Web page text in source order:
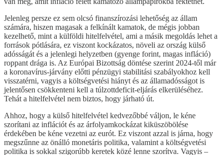
Jelenleg persze ez sem olcsó finanszírozási lehetőség az állam
számára, hiszen magasak a felkínált kamatok, de mégis jobban
kezelhető, mint a külföldi hitelfelvétel, ami a másik megoldás lehet a
források pótlására, ez viszont kockázatos, növeli az ország külső
adósságát és a jelenlegi helyzetben (gyenge forint, magas infláció)
roppant drága is. Az Európai Bizottság döntése szerint 2024-től már
a koronavírus-járvány előtti pénzügyi stabilitási szabályokhoz kell
visszatérni, vagyis a költségvetési hiányt és az államadósságot is
jelentősen csökkenteni kell a túlzottdeficit-eljárás elkerüléséhez.
Tehát a hitelfelvétel nem biztos, hogy járható út.
Ahhoz, hogy a külső hitelfelvétel kedvezőbbé váljon, le kéne
szorítani az inflációt és az árfolyamkockázat kiküszöbölése
érdekében be kéne vezetni az eurót. Ez viszont azzal is járna, hogy
megszűnne az önálló monetáris politika, valamint a költségvetési
politika is sokkal szigorúbb keretek közé lenne szorítva. Vagyis –